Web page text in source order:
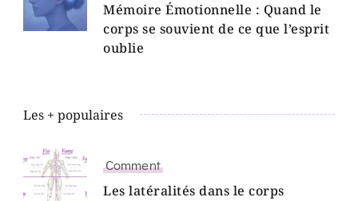
Mémoire Émotionnelle : Quand le
corps se souvient de ce que l’esprit
oublie
Les + populaires
Comment
Les latéralités dans le corps